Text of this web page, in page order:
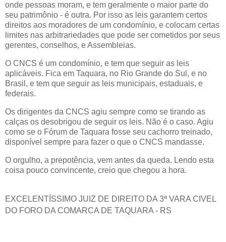
onde pessoas moram, e tem geralmente o maior parte do
seu patrimônio - é outra. Por isso as leis garantem certos
direitos aos moradores de um condomínio, e colocam certas
limites nas arbitrariedades que pode ser cometidos por seus
gerentes, conselhos, e Assembleias.
O CNCS é um condomínio, e tem que seguir as leis
aplicáveis. Fica em Taquara, no Rio Grande do Sul, e no
Brasil, e tem que seguir as leis municipais, estaduais, e
federais.
Os dirigentes da CNCS agiu sempre como se tirando as
calças os desobrigou de seguir os leis. Não é o caso. Agiu
como se o Fórum de Taquara fosse seu cachorro treinado,
disponível sempre para fazer o que o CNCS mandasse.
O orgulho, a prepotência, vem antes da queda. Lendo esta
coisa pouco convincente, creio que chegou a hora.
EXCELENTÍSSIMO JUIZ DE DIREITO DA 3ª VARA CIVEL
DO FORO DA COMARCA DE TAQUARA - RS